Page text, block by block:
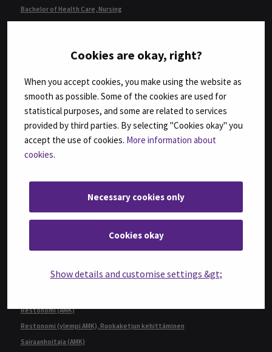
Cookies are okay, right?
When you accept cookies, you make using the website as
smooth as possible. Some of the cookies are used for
statistical purposes, and some are related to services
provided by third parties. By selecting "Cookies okay" you
accept the use of cookies. More information about
cookies.
Necessary cookies only
Cookies okay
Show details and customise settings &gt;
Bachelor of Health Care, Nursing
Insinööri (AMK), Bio- ja elintarviketekniikka
Insinööri (AMK), Konetekniikka,
kone- ja tuotantotekniikka tai auto- ja työkonetekniikka
Insinööri (AMK), Rakennustekniikka
Insinööri (AMK), Tietotekniikka
Insinööri (ylempi AMK), Automaatiotekniikka
Kulttuurituottaja (AMK)
Kulttuurituottaja (ylempi AMK)
Management
Restonomi (AMK)
Restonomi (ylempi AMK), Ruokaketjun kehittäminen
Sairaanhoitaja (AMK)